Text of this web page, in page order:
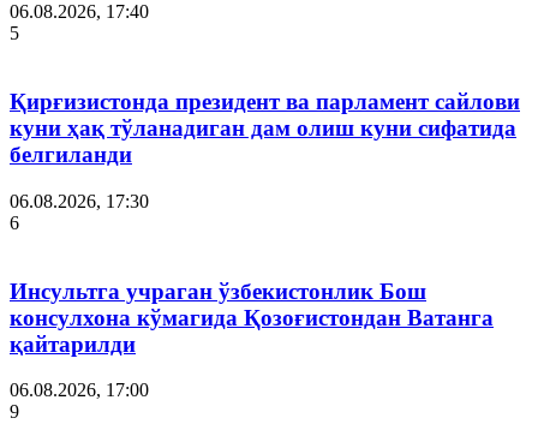
06.08.2026, 17:40
5
Қирғизистонда президент ва парламент сайлови
куни ҳақ тўланадиган дам олиш куни сифатида
белгиланди
06.08.2026, 17:30
6
Инсультга учраган ўзбекистонлик Бош
консулхона кўмагида Қозоғистондан Ватанга
қайтарилди
06.08.2026, 17:00
9